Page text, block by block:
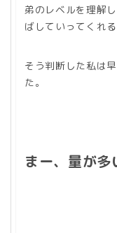
弟のレベルを理解
ばしていってくれ
そう判断した私は
た。
まー、量が